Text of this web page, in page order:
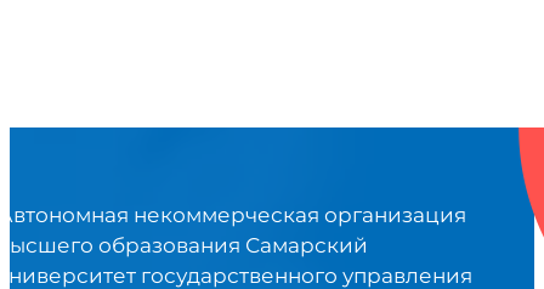
некоммерческая организация
образования Самарский
государственного управления